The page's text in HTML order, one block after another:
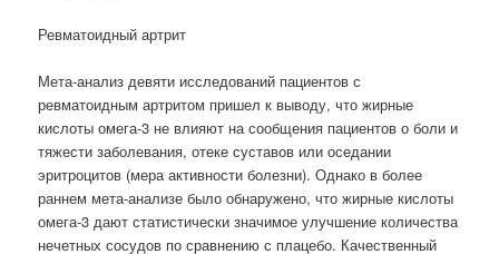
Ревматоидный артрит
Мета-анализ девяти исследований пациентов с
ревматоидным артритом пришел к выводу, что жирные
кислоты омега-3 не влияют на сообщения пациентов о боли и
тяжести заболевания, отеке суставов или оседании
эритроцитов (мера активности болезни). Однако в более
раннем мета-анализе было обнаружено, что жирные кислоты
омега-3 дают статистически значимое улучшение количества
нечетных сосудов по сравнению с плацебо. Качественный